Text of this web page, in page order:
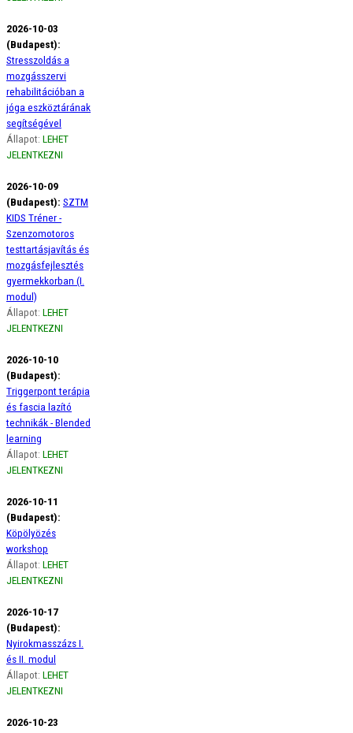
2026-10-03
(Budapest):
Stresszoldás a
mozgásszervi
rehabilitációban a
jóga eszköztárának
segítségével
Állapot: LEHET
JELENTKEZNI
2026-10-09
(Budapest): SZTM
KIDS Tréner -
Szenzomotoros
testtartásjavítás és
mozgásfejlesztés
gyermekkorban (I.
modul)
Állapot: LEHET
JELENTKEZNI
2026-10-10
(Budapest):
Triggerpont terápia
és fascia lazító
technikák - Blended
learning
Állapot: LEHET
JELENTKEZNI
2026-10-11
(Budapest):
Köpölyözés
workshop
Állapot: LEHET
JELENTKEZNI
2026-10-17
(Budapest):
Nyirokmasszázs I.
és II. modul
Állapot: LEHET
JELENTKEZNI
2026-10-23